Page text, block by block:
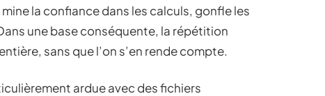
la confiance dans les calculs, gonfle les
une base conséquente, la répétition
sans que l’on s’en rende compte.
ardue avec des fichiers